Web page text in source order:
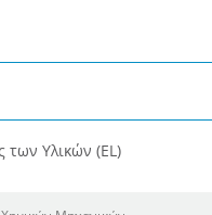
των Υλικών (EL)